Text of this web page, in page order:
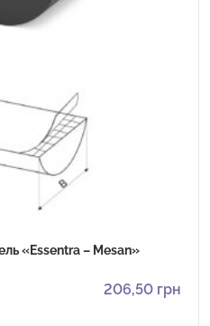
«Essentra – Mesan»
206,50 грн